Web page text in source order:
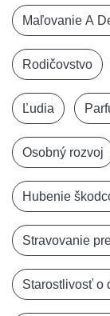
Maľovanie A
Rodičovstvo
Ľudia
Osobný rozvoj
Hubenie
Stravovanie
Starostlivosť o